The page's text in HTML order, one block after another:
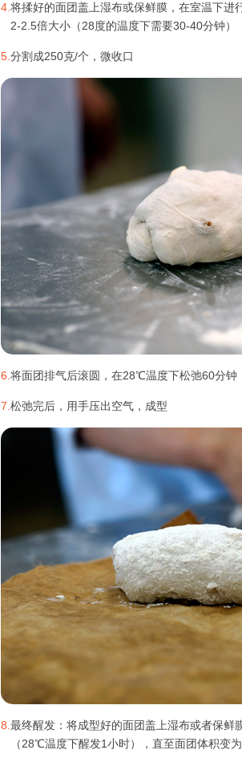
4.将揉好的面团盖上湿布或保鲜膜，在室温下进
2-2.5倍大小（28度的温度下需要30-40分钟）
5.分割成250克/个，微收口
6. 将面团排气后滚圆，在28℃温度下松弛60分钟
7. 松弛完后，用手压出空气，成型
8. 最终醒发：将成型好的面团盖上湿布或者保
（28℃温度下醒发1小时），直至面团体积变